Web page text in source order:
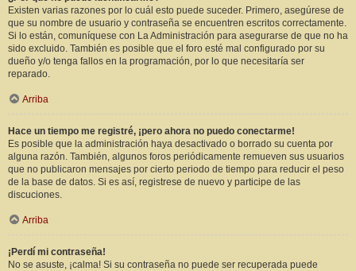
Existen varias razones por lo cuál esto puede suceder. Primero, asegúrese de
que su nombre de usuario y contraseña se encuentren escritos correctamente.
Si lo están, comuníquese con La Administración para asegurarse de que no ha
sido excluido. También es posible que el foro esté mal configurado por su
dueño y/o tenga fallos en la programación, por lo que necesitaría ser
reparado.
Arriba
Hace un tiempo me registré, ¡pero ahora no puedo conectarme!
Es posible que la administración haya desactivado o borrado su cuenta por
alguna razón. También, algunos foros periódicamente remueven sus usuarios
que no publicaron mensajes por cierto periodo de tiempo para reducir el peso
de la base de datos. Si es así, registrese de nuevo y participe de las
discuciones.
Arriba
¡Perdí mi contraseña!
No se asuste, ¡calma! Si su contraseña no puede ser recuperada puede